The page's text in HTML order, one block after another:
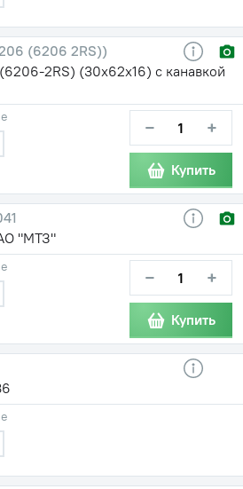
(6206 2RS))
2RS) (30х62х16) с канавкой
− +
Купить
"МТЗ"
− +
Купить